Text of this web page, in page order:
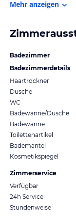
Mehr anzeigen
Badezimmer
Badezimmerdetails
Haartrockner
Dusche
WC
Badewanne/Dusche
Badewanne
Toilettenartikel
Bademantel
Kosmetikspiegel
Zimmerservice
Verfügbar
24h Service
Stundenweise